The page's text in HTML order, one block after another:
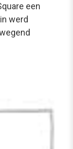
een
werd